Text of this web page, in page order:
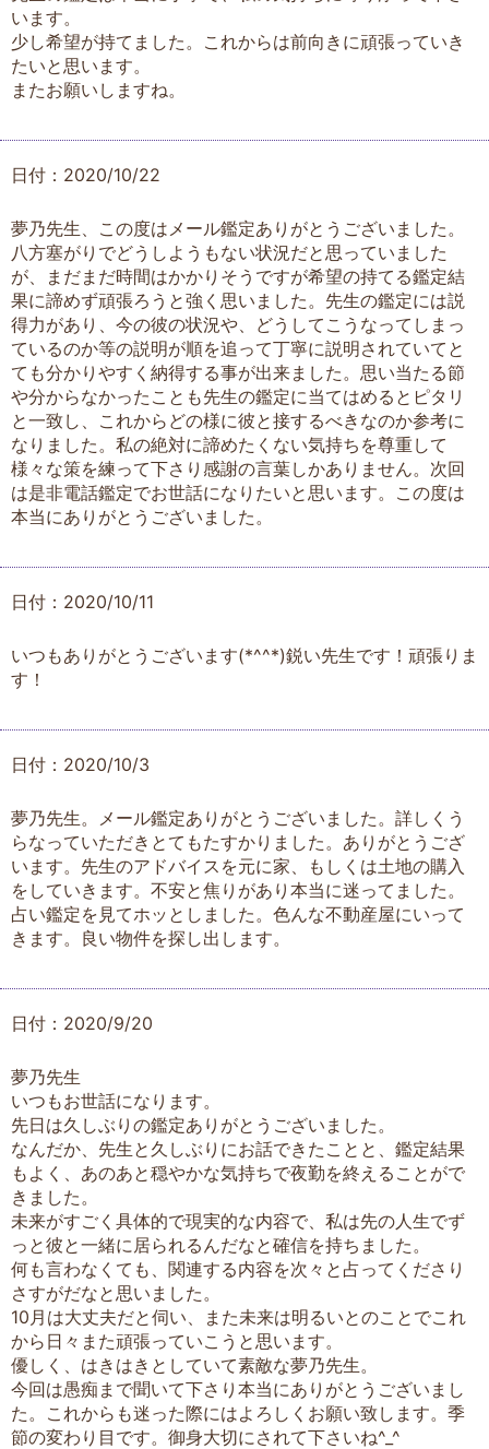
います。
少し希望が持てました。これからは前向きに頑張っていき
たいと思います。
またお願いしますね。
日付：2020/10/22
夢乃先生、この度はメール鑑定ありがとうございました。
八方塞がりでどうしようもない状況だと思っていました
が、まだまだ時間はかかりそうですが希望の持てる鑑定結
果に諦めず頑張ろうと強く思いました。先生の鑑定には説
得力があり、今の彼の状況や、どうしてこうなってしまっ
ているのか等の説明が順を追って丁寧に説明されていてと
ても分かりやすく納得する事が出来ました。思い当たる節
や分からなかったことも先生の鑑定に当てはめるとピタリ
と一致し、これからどの様に彼と接するべきなのか参考に
なりました。私の絶対に諦めたくない気持ちを尊重して
様々な策を練って下さり感謝の言葉しかありません。次回
は是非電話鑑定でお世話になりたいと思います。この度は
本当にありがとうございました。
日付：2020/10/11
いつもありがとうございます(*^^*)鋭い先生です！頑張りま
す！
日付：2020/10/3
夢乃先生。メール鑑定ありがとうございました。詳しくう
らなっていただきとてもたすかりました。ありがとうござ
います。先生のアドバイスを元に家、もしくは土地の購入
をしていきます。不安と焦りがあり本当に迷ってました。
占い鑑定を見てホッとしました。色んな不動産屋にいって
きます。良い物件を探し出します。
日付：2020/9/20
夢乃先生
いつもお世話になります。
先日は久しぶりの鑑定ありがとうございました。
なんだか、先生と久しぶりにお話できたことと、鑑定結果
もよく、あのあと穏やかな気持ちで夜勤を終えることがで
きました。
未来がすごく具体的で現実的な内容で、私は先の人生でず
っと彼と一緒に居られるんだなと確信を持ちました。
何も言わなくても、関連する内容を次々と占ってくださり
さすがだなと思いました。
10月は大丈夫だと伺い、また未来は明るいとのことでこれ
から日々また頑張っていこうと思います。
優しく、はきはきとしていて素敵な夢乃先生。
今回は愚痴まで聞いて下さり本当にありがとうございまし
た。これからも迷った際にはよろしくお願い致します。季
節の変わり目です。御身大切にされて下さいね^_^